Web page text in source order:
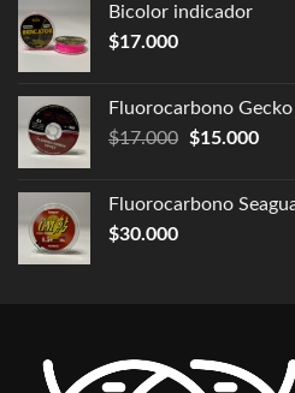
Bicolor indicador
$17.000
Fluorocarbono Gecko
$17.000 $15.000
Fluorocarbono
$30.000